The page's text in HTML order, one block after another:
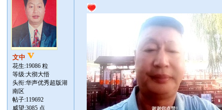
文中
花生:19086 粒
等级:大彻大悟
头衔:华声优秀超版湖
南区
帖子:119692
威望:3085 点